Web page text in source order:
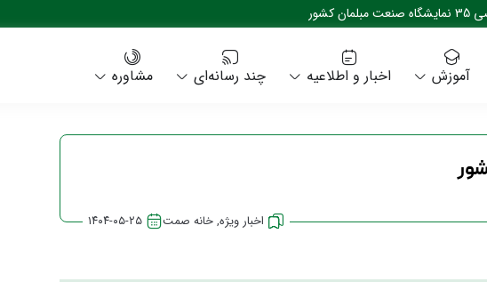
آموزش اخبار و اطلاعیه چند رسانه‌ای مشاوره
اخبار ویژه,خانه صمت ۱۴۰۴-۰۵-۲۵